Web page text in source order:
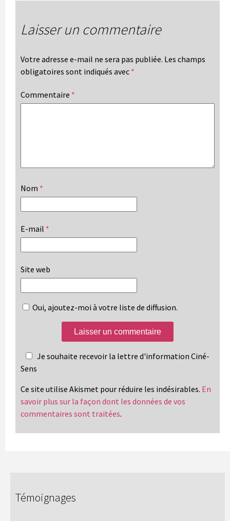
Laisser un commentaire
Votre adresse e-mail ne sera pas publiée. Les champs
obligatoires sont indiqués avec *
Commentaire *
Nom *
E-mail *
Site web
Oui, ajoutez-moi à votre liste de diffusion.
Je souhaite recevoir la lettre d'information Ciné-
Sens
Ce site utilise Akismet pour réduire les indésirables. En
savoir plus sur la façon dont les données de vos
commentaires sont traitées.
Témoignages